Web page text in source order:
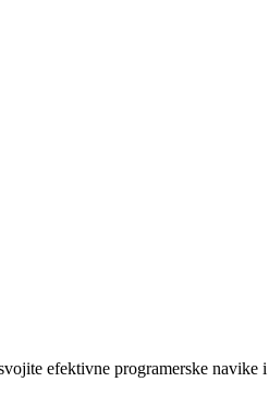
efektivne programerske navike